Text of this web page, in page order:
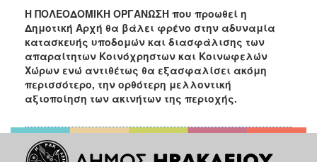
Η ΠΟΛΕΟΔΟΜΙΚΗ ΟΡΓΑΝΩΣΗ που προωθεί η
Δημοτική Αρχή θα βάλει φρένο στην αδυναμία
κατασκευής υποδομών και διασφάλισης των
απαραίτητων Κοινόχρηστων και Κοινωφελών
Χώρων ενώ αντιθέτως θα εξασφαλίσει ακόμη
περισσότερο, την ορθότερη μελλοντική
αξιοποίηση των ακινήτων της περιοχής.